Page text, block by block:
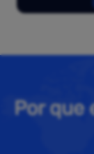
Por que